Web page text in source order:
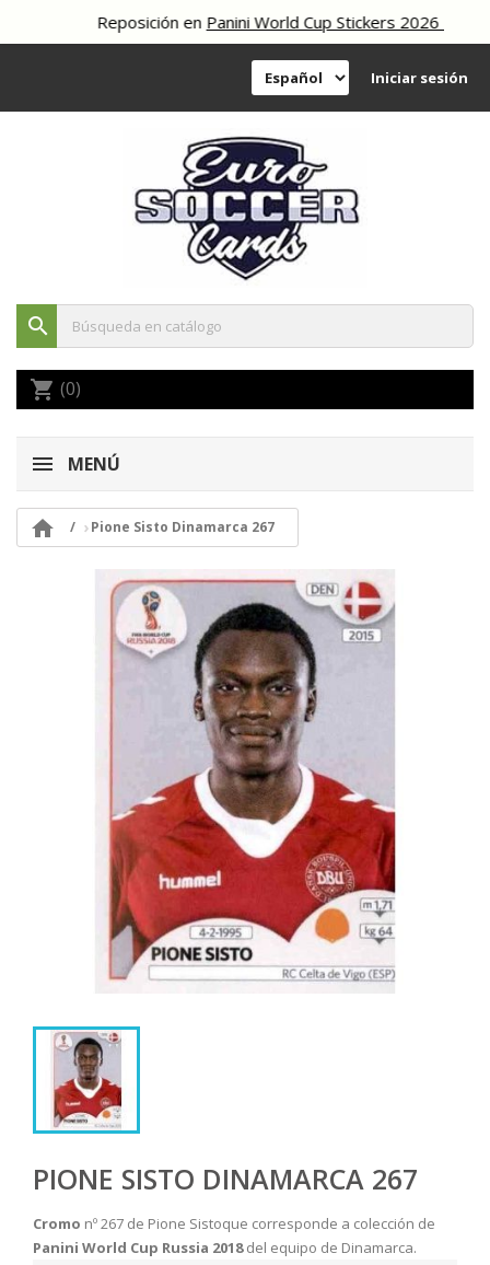
Reposición enPanini World Cup Stickers 2026
Iniciar sesión
search
shopping_cart (0)
MENÚ
 Pione Sisto Dinamarca 267
PIONE SISTO DINAMARCA 267
Cromo nº 267 de Pione Sistoque corresponde a colección de
Panini World Cup Russia 2018del equipo de Dinamarca.